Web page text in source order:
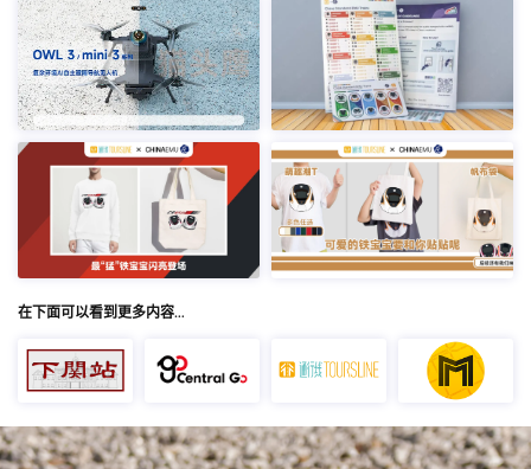
在下面可以看到更多内容…